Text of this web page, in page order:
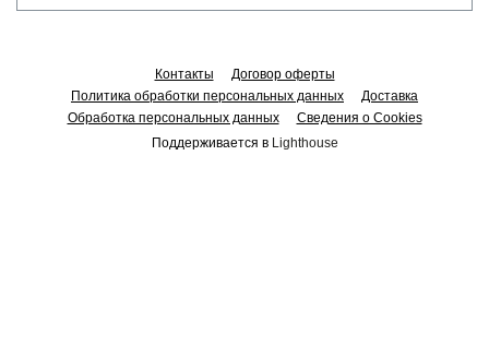
Контакты
Договор оферты
Политика обработки персональных данных
Доставка
Обработка персональных данных
Сведения о Cookies
Поддерживается в Lighthouse